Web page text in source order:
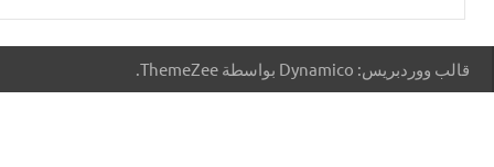
قالب ووردبريس: Dynamico بواسطة ThemeZee.